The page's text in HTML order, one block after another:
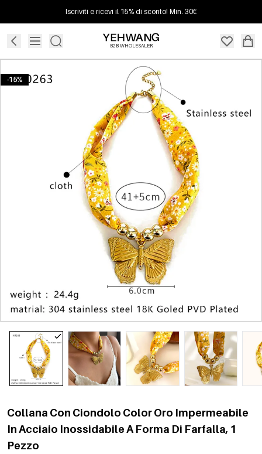
Iscriviti e ricevi il 15% di sconto! Min. 30€
B2B WHOLESALER
-15%
Collana Con Ciondolo Color Oro Impermeabile
In Acciaio Inossidabile A Forma Di Farfalla, 1
Pezzo